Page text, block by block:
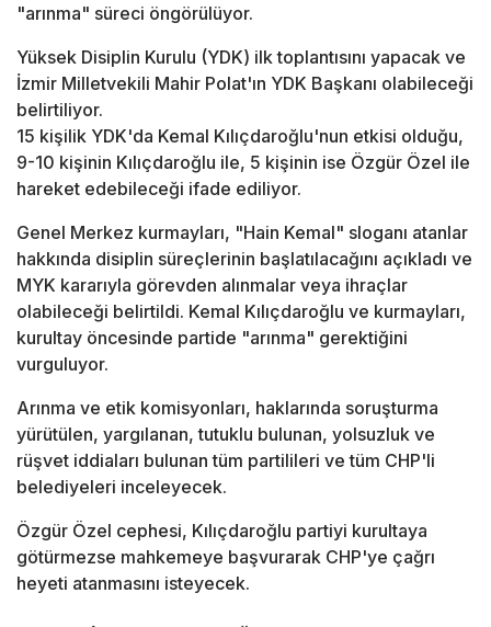
"arınma" süreci öngörülüyor.
Yüksek Disiplin Kurulu (YDK) ilk toplantısını yapacak ve
İzmir Milletvekili Mahir Polat'ın YDK Başkanı olabileceği
belirtiliyor.
15 kişilik YDK'da Kemal Kılıçdaroğlu'nun etkisi olduğu,
9-10 kişinin Kılıçdaroğlu ile, 5 kişinin ise Özgür Özel ile
hareket edebileceği ifade ediliyor.
Genel Merkez kurmayları, "Hain Kemal" sloganı atanlar
hakkında disiplin süreçlerinin başlatılacağını açıkladı ve
MYK kararıyla görevden alınmalar veya ihraçlar
olabileceği belirtildi. Kemal Kılıçdaroğlu ve kurmayları,
kurultay öncesinde partide "arınma" gerektiğini
vurguluyor.
Arınma ve etik komisyonları, haklarında soruşturma
yürütülen, yargılanan, tutuklu bulunan, yolsuzluk ve
rüşvet iddiaları bulunan tüm partilileri ve tüm CHP'li
belediyeleri inceleyecek.
Özgür Özel cephesi, Kılıçdaroğlu partiyi kurultaya
götürmezse mahkemeye başvurarak CHP'ye çağrı
heyeti atanmasını isteyecek.